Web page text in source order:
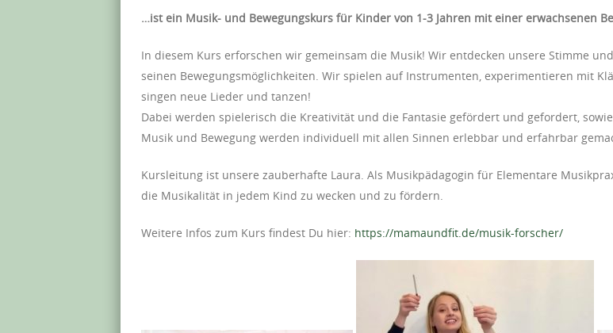
…ist ein Musik- und Bewegungskurs für Kinder von 1-3 Jahren mit einer erwachsenen
In diesem Kurs erforschen wir gemeinsam die Musik! Wir entdecken unsere Stimme
seinen Bewegungsmöglichkeiten. Wir spielen auf Instrumenten, experimentieren mit
singen neue Lieder und tanzen!
Dabei werden spielerisch die Kreativität und die Fantasie gefördert und gefordert,
Musik und Bewegung werden individuell mit allen Sinnen erlebbar und erfahrbar
Kursleitung ist unsere zauberhafte Laura. Als Musikpädagogin für Elementare
die Musikalität in jedem Kind zu wecken und zu fördern.
Weitere Infos zum Kurs findest Du hier: https://mamaundfit.de/musik-forscher/